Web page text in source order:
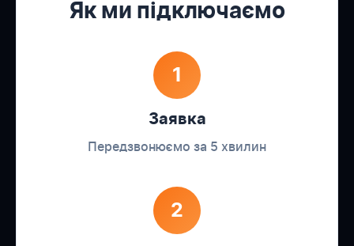
Як ми підключаємо
1
Заявка
Передзвонюємо за 5 хвилин
2